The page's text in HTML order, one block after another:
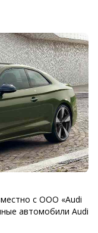
с ООО «Audi
автомобили Audi